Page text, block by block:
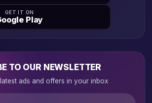
GET IT ON
Play
TO OUR NEWSLETTER
ads and offers in your inbox